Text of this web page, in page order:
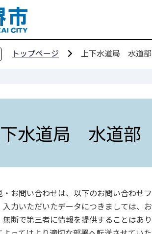
トップページ 上下水道局 水道
水道局 水道部
・お問い合わせは、以下のお問い合わせ
入力いただいたデータにつきましては、
無断で第三者に情報を提供することはあ